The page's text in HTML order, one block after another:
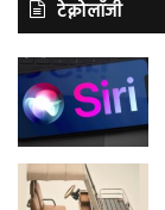
टेक्नोलॉजी